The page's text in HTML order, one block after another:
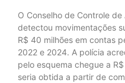
O Conselho de Controle
detectou movimentações
R$ 40 milhões em contas
2022 e 2024. A polícia
pelo esquema chegue a
seria obtida a partir de